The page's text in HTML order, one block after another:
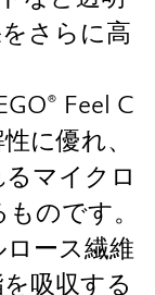
さらに高
Feel C
に優れ、
マイクロ
のです。
ース繊維
吸収する